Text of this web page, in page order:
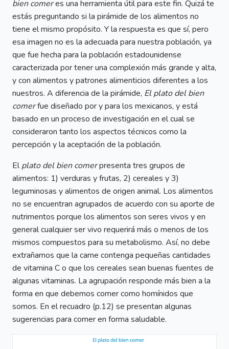
bien comeres una herramienta útil para este fin. Quizá te
estás preguntando si la pirámide de los alimentos no
tiene el mismo propósito. Y la respuesta es que sí, pero
esa imagen no es la adecuada para nuestra población, ya
que fue hecha para la población estadounidense
caracterizada por tener una complexión más grande y alta,
y con alimentos y patrones alimenticios diferentes a los
nuestros. A diferencia de la pirámide, El plato del bien
comerfue diseñado por y para los mexicanos, y está
basado en un proceso de investigación en el cual se
consideraron tanto los aspectos técnicos como la
percepción y la aceptación de la población.
Elplato del bien comerpresenta tres grupos de
alimentos: 1) verduras y frutas, 2) cereales y 3)
leguminosas y alimentos de origen animal. Los alimentos
no se encuentran agrupados de acuerdo con su aporte de
nutrimentos porque los alimentos son seres vivos y en
general cualquier ser vivo requerirá más o menos de los
mismos compuestos para su metabolismo. Así, no debe
extrañarnos que la carne contenga pequeñas cantidades
de vitamina C o que los cereales sean buenas fuentes de
algunas vitaminas. La agrupación responde más bien a la
forma en que debemos comer como homínidos que
somos. En el recuadro (p.12) se presentan algunas
sugerencias para comer en forma saludable.